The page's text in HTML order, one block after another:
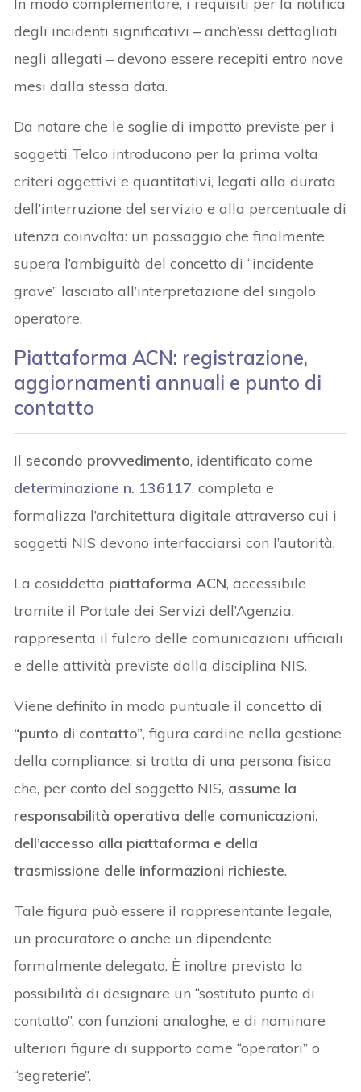
In modo complementare, i requisiti per la notifica
degli incidenti significativi – anch’essi dettagliati
negli allegati – devono essere recepiti entro nove
mesi dalla stessa data.
Da notare che le soglie di impatto previste per i
soggetti Telco introducono per la prima volta
criteri oggettivi e quantitativi, legati alla durata
dell’interruzione del servizio e alla percentuale di
utenza coinvolta: un passaggio che finalmente
supera l’ambiguità del concetto di “incidente
grave” lasciato all’interpretazione del singolo
operatore.
Piattaforma ACN: registrazione,
aggiornamenti annuali e punto di
contatto
Il secondo provvedimento, identificato come
determinazione n. 136117, completa e
formalizza l’architettura digitale attraverso cui i
soggetti NIS devono interfacciarsi con l’autorità.
La cosiddetta piattaforma ACN, accessibile
tramite il Portale dei Servizi dell’Agenzia,
rappresenta il fulcro delle comunicazioni ufficiali
e delle attività previste dalla disciplina NIS.
Viene definito in modo puntuale il concetto di
“punto di contatto”, figura cardine nella gestione
della compliance: si tratta di una persona fisica
che, per conto del soggetto NIS, assume la
responsabilità operativa delle comunicazioni,
dell’accesso alla piattaforma e della
trasmissione delle informazioni richieste.
Tale figura può essere il rappresentante legale,
un procuratore o anche un dipendente
formalmente delegato. È inoltre prevista la
possibilità di designare un “sostituto punto di
contatto”, con funzioni analoghe, e di nominare
ulteriori figure di supporto come “operatori” o
“segreterie”.